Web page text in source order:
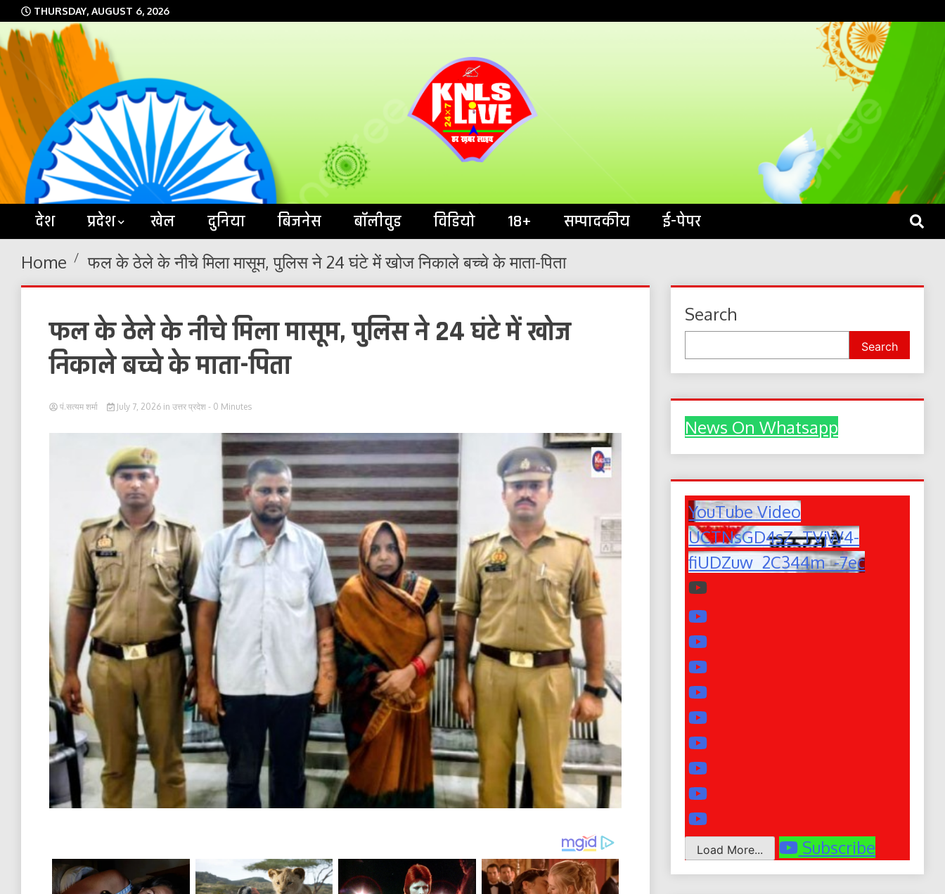
Skip
to
content
THURSDAY, AUGUST 6, 2026
KNLS LIVE
देश प्रदेश खेल दुनिया बिजनेस बॉलीवुड विडियो 18+ सम्पादकीय ई-पेपर
Home फल के ठेले के नीचे मिला मासूम, पुलिस ने 24 घंटे में खोज निकाले बच्चे के माता-पिता
फल के ठेले के नीचे मिला मासूम, पुलिस ने 24 घंटे में खोज
निकाले बच्चे के माता-पिता
पं.सत्यम शर्मा July 7, 2026 in उत्तर प्रदेश - 0 Minutes
Search
Search
News On Whatsapp
YouTube Video
UCTNsGD4sZ_TVjW4-
fiUDZuw_2C344m_-7ec
Load More... Subscribe